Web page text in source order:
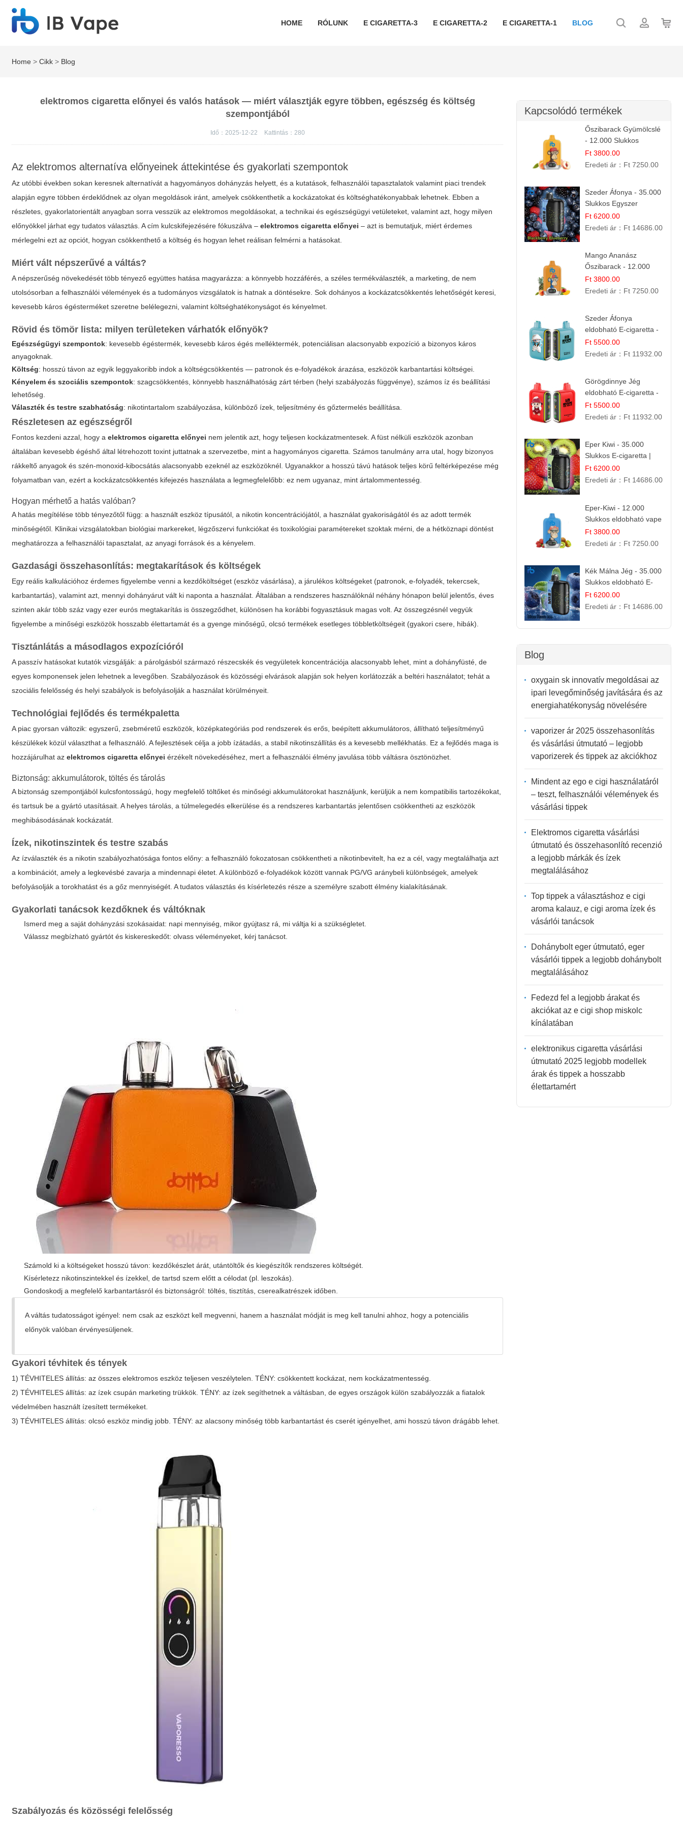
HOME RÓLUNK E CIGARETTA-3 E CIGARETTA-2 E CIGARETTA-1 BLOG
Home >Cikk > Blog
elektromos cigaretta előnyei és valós hatások — miért választják egyre többen, egészség és költség
szempontjából
Idő：2025-12-22 Kattintás： 280
Az elektromos alternatíva előnyeinek áttekintése és gyakorlati szempontok
Az utóbbi években sokan keresnek alternatívát a hagyományos dohányzás helyett, és a kutatások, felhasználói tapasztalatok valamint piaci trendek
alapján egyre többen érdeklődnek az olyan megoldások iránt, amelyek csökkenthetik a kockázatokat és költséghatékonyabbak lehetnek. Ebben a
részletes, gyakorlatorientált anyagban sorra vesszük az elektromos megoldásokat, a technikai és egészségügyi vetületeket, valamint azt, hogy milyen
előnyökkel járhat egy tudatos választás. A cím kulcskifejezésére fókuszálva –elektromos cigaretta előnyei – azt is bemutatjuk, miért érdemes
mérlegelni ezt az opciót, hogyan csökkenthető a költség és hogyan lehet reálisan felmérni a hatásokat.
Miért vált népszerűvé a váltás?
A népszerűség növekedését több tényező együttes hatása magyarázza: a könnyebb hozzáférés, a széles termékválaszték, a marketing, de nem
utolsósorban a felhasználói vélemények és a tudományos vizsgálatok is hatnak a döntésekre. Sok dohányos a kockázatcsökkentés lehetőségét keresi,
kevesebb káros égésterméket szeretne belélegezni, valamint költséghatékonyságot és kényelmet.
Rövid és tömör lista: milyen területeken várhatók előnyök?
Egészségügyi szempontok: kevesebb égéstermék, kevesebb káros égés melléktermék, potenciálisan alacsonyabb expozíció a bizonyos káros
anyagoknak.
Költség: hosszú távon az egyik leggyakoribb indok a költségcsökkentés — patronok és e-folyadékok árazása, eszközök karbantartási költségei.
Kényelem és szociális szempontok: szagcsökkentés, könnyebb használhatóság zárt térben (helyi szabályozás függvénye), számos íz és beállítási
lehetőség.
Választék és testre szabhatóság: nikotintartalom szabályozása, különböző ízek, teljesítmény és gőztermelés beállítása.
Részletesen az egészségről
Fontos kezdeni azzal, hogy aelektromos cigaretta előnyei nem jelentik azt, hogy teljesen kockázatmentesek. A füst nélküli eszközök azonban
általában kevesebb égéshő által létrehozott toxint juttatnak a szervezetbe, mint a hagyományos cigaretta. Számos tanulmány arra utal, hogy bizonyos
rákkeltő anyagok és szén-monoxid-kibocsátás alacsonyabb ezeknél az eszközöknél. Ugyanakkor a hosszú távú hatások teljes körű feltérképezése még
folyamatban van, ezért a kockázatcsökkentés kifejezés használata a legmegfelelőbb: ez nem ugyanaz, mint ártalommentesség.
Hogyan mérhető a hatás valóban?
A hatás megítélése több tényezőtől függ: a használt eszköz típusától, a nikotin koncentrációjától, a használat gyakoriságától és az adott termék
minőségétől. Klinikai vizsgálatokban biológiai markereket, légzőszervi funkciókat és toxikológiai paramétereket szoktak mérni, de a hétköznapi döntést
meghatározza a felhasználói tapasztalat, az anyagi források és a kényelem.
Gazdasági összehasonlítás: megtakarítások és költségek
Egy reális kalkulációhoz érdemes figyelembe venni a kezdőköltséget (eszköz vásárlása), a járulékos költségeket (patronok, e-folyadék, tekercsek,
karbantartás), valamint azt, mennyi dohányárut vált ki naponta a használat. Általában a rendszeres használóknál néhány hónapon belül jelentős, éves
szinten akár több száz vagy ezer eurós megtakarítás is összegződhet, különösen ha korábbi fogyasztásuk magas volt. Az összegzésnél vegyük
figyelembe a minőségi eszközök hosszabb élettartamát és a gyenge minőségű, olcsó termékek esetleges többletköltségeit (gyakori csere, hibák).
Tisztánlátás a másodlagos expozícióról
A passzív hatásokat kutatók vizsgálják: a párolgásból származó részecskék és vegyületek koncentrációja alacsonyabb lehet, mint a dohányfüsté, de
egyes komponensek jelen lehetnek a levegőben. Szabályozások és közösségi elvárások alapján sok helyen korlátozzák a beltéri használatot; tehát a
szociális felelősség és helyi szabályok is befolyásolják a használat körülményeit.
Technológiai fejlődés és termékpaletta
A piac gyorsan változik: egyszerű, zsebméretű eszközök, középkategóriás pod rendszerek és erős, beépített akkumulátoros, állítható teljesítményű
készülékek közül választhat a felhasználó. A fejlesztések célja a jobb ízátadás, a stabil nikotinszállítás és a kevesebb mellékhatás. Ez a fejlődés maga is
hozzájárulhat azelektromos cigaretta előnyei érzékelt növekedéséhez, mert a felhasználói élmény javulása több váltásra ösztönözhet.
Biztonság: akkumulátorok, töltés és tárolás
A biztonság szempontjából kulcsfontosságú, hogy megfelelő töltőket és minőségi akkumulátorokat használjunk, kerüljük a nem kompatibilis tartozékokat,
és tartsuk be a gyártó utasításait. A helyes tárolás, a túlmelegedés elkerülése és a rendszeres karbantartás jelentősen csökkentheti az eszközök
meghibásodásának kockázatát.
Ízek, nikotinszintek és testre szabás
Az ízválaszték és a nikotin szabályozhatósága fontos előny: a felhasználó fokozatosan csökkentheti a nikotinbevitelt, ha ez a cél, vagy megtalálhatja azt
a kombinációt, amely a legkevésbé zavarja a mindennapi életet. A különböző e-folyadékok között vannak PG/VG aránybeli különbségek, amelyek
befolyásolják a torokhatást és a gőz mennyiségét. A tudatos választás és kísérletezés része a személyre szabott élmény kialakításának.
Gyakorlati tanácsok kezdőknek és váltóknak
Ismerd meg a saját dohányzási szokásaidat: napi mennyiség, mikor gyújtasz rá, mi váltja ki a szükségletet.
Válassz megbízható gyártót és kiskereskedőt: olvass véleményeket, kérj tanácsot.
Számold ki a költségeket hosszú távon: kezdőkészlet árát, utántöltők és kiegészítők rendszeres költségét.
Kísérletezz nikotinszintekkel és ízekkel, de tartsd szem előtt a célodat (pl. leszokás).
Gondoskodj a megfelelő karbantartásról és biztonságról: töltés, tisztítás, cserealkatrészek időben.
A váltás tudatosságot igényel: nem csak az eszközt kell megvenni, hanem a használat módját is meg kell tanulni ahhoz, hogy a potenciális
előnyök valóban érvényesüljenek.
Gyakori tévhitek és tények
1) TÉVHITELES állítás: az összes elektromos eszköz teljesen veszélytelen. TÉNY: csökkentett kockázat, nem kockázatmentesség.
2) TÉVHITELES állítás: az ízek csupán marketing trükkök. TÉNY: az ízek segíthetnek a váltásban, de egyes országok külön szabályozzák a fiatalok
védelmében használt ízesített termékeket.
3) TÉVHITELES állítás: olcsó eszköz mindig jobb. TÉNY: az alacsony minőség több karbantartást és cserét igényelhet, ami hosszú távon drágább lehet.
Szabályozás és közösségi felelősség
Kapcsolódó termékek
Őszibarack Gyümölcslé
- 12.000 Slukkos
eldobható e-Cigaretta |
Friss Gyümölcs Íz
Ft 3800.00
Eredeti ár： Ft 7250.00
Szeder Áfonya - 35.000
Slukkos Egyszer
Használatos E-cigaretta
| Prémium Ízélmény
Ft 6200.00
Eredeti ár： Ft 14686.00
Mango Ananász
Őszibarack - 12.000
Slukkos eldobható e-
Cigaretta
Ft 3800.00
Eredeti ár： Ft 7250.00
Szeder Áfonya
eldobható E-cigaretta -
25.000 Slukk | Prémium
Gyümölcs Íz
Ft 5500.00
Eredeti ár： Ft 11932.00
Görögdinnye Jég
eldobható E-cigaretta -
25.000 Slukk | Frissítő
Nyári Íz
Ft 5500.00
Eredeti ár： Ft 11932.00
Eper Kiwi - 35.000
Slukkos E-cigaretta |
IBVape Bar Friss
Gyümölcs Ízek
Ft 6200.00
Eredeti ár： Ft 14686.00
Eper-Kiwi - 12.000
Slukkos eldobható vape
| Friss Gyümölcs
Kombináció
Ft 3800.00
Eredeti ár： Ft 7250.00
Kék Málna Jég - 35.000
Slukkos eldobható E-
cigaretta | Frissítő
Ízélmény
Ft 6200.00
Eredeti ár： Ft 14686.00
Blog
oxygain sk innovatív megoldásai az
ipari levegőminőség javítására és az
energiahatékonyság növelésére
vaporizer ár 2025 összehasonlítás
és vásárlási útmutató – legjobb
vaporizerek és tippek az akciókhoz
Mindent az ego e cigi használatáról
– teszt, felhasználói vélemények és
vásárlási tippek
Elektromos cigaretta vásárlási
útmutató és összehasonlító recenzió
a legjobb márkák és ízek
megtalálásához
Top tippek a választáshoz e cigi
aroma kalauz, e cigi aroma ízek és
vásárlói tanácsok
Dohánybolt eger útmutató, eger
vásárlói tippek a legjobb dohánybolt
megtalálásához
Fedezd fel a legjobb árakat és
akciókat az e cigi shop miskolc
kínálatában
elektronikus cigaretta vásárlási
útmutató 2025 legjobb modellek
árak és tippek a hosszabb
élettartamért